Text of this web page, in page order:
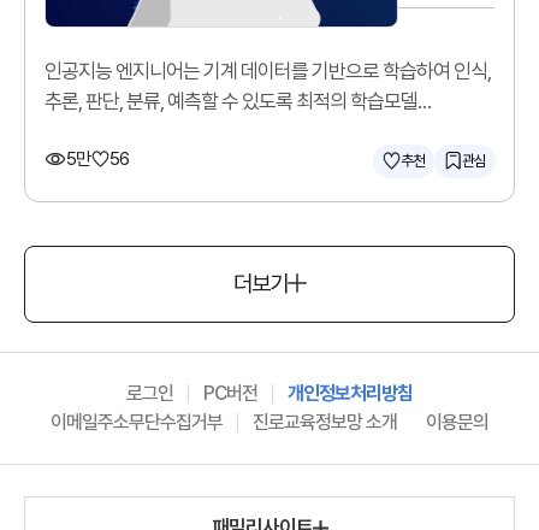
인공지능 엔지니어는 기계 데이터를 기반으로 학습하여 인식,
추론, 판단, 분류, 예측할 수 있도록 최적의 학습모델
5만 56 추천 관심
더보기
로그인 PC버전
개인정보처리방침
이메일주소무단수집거부
진로교육정보망 소개 이용문의